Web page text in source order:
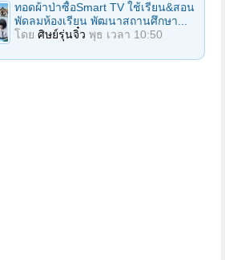
ทอดผ้าป่าซื้อSmart TV ใช้เรียน&สอน
พัดลมห้องเรียน พัฒนาสถานศึกษา...
โดย ศิษย์รุ่นจิ๋ว พุธ เวลา 10:50